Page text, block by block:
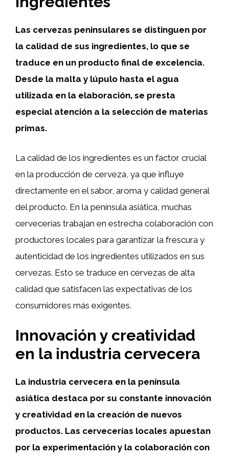
Las cervezas peninsulares se distinguen por
la calidad de sus ingredientes, lo que se
traduce en un producto final de excelencia.
Desde la malta y lúpulo hasta el agua
utilizada en la elaboración, se presta
especial atención a la selección de materias
primas.
La calidad de los ingredientes es un factor crucial
en la producción de cerveza, ya que influye
directamente en el sabor, aroma y calidad general
del producto. En la península asiática, muchas
cervecerías trabajan en estrecha colaboración con
productores locales para garantizar la frescura y
autenticidad de los ingredientes utilizados en sus
cervezas. Esto se traduce en cervezas de alta
calidad que satisfacen las expectativas de los
consumidores más exigentes.
Innovación y creatividad
en la industria cervecera
La industria cervecera en la península
asiática destaca por su constante innovación
y creatividad en la creación de nuevos
productos. Las cervecerías locales apuestan
por la experimentación y la colaboración con